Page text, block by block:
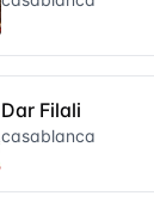
Dar Filali
casablanca